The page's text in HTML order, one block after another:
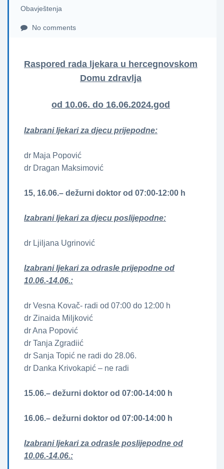
Obavještenja
No comments
Raspored rada ljekara u hercegnovskom
Domu zdravlja
od 10.06. do 16.06.2024.god
Izabrani ljekari za djecu prijepodne:
dr Maja Popović
dr Dragan Maksimović
15, 16.06.– dežurni doktor od 07:00-12:00 h
Izabrani ljekari za djecu poslijepodne:
dr Ljiljana Ugrinović
Izabrani ljekari za odrasle prijepodne od
10.06.-14.06.:
dr Vesna Kovač- radi od 07:00 do 12:00 h
dr Zinaida Miljković
dr Ana Popović
dr Tanja Zgradiić
dr Sanja Topić ne radi do 28.06.
dr Danka Krivokapić – ne radi
15.06.– dežurni doktor od 07:00-14:00 h
16.06.– dežurni doktor od 07:00-14:00 h
Izabrani ljekari za odrasle poslijepodne od
10.06.-14.06.: